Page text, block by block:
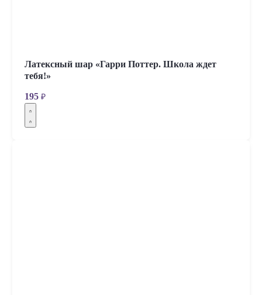
Латексный шар «Гарри Поттер. Школа ждет
тебя!»
195 ₽